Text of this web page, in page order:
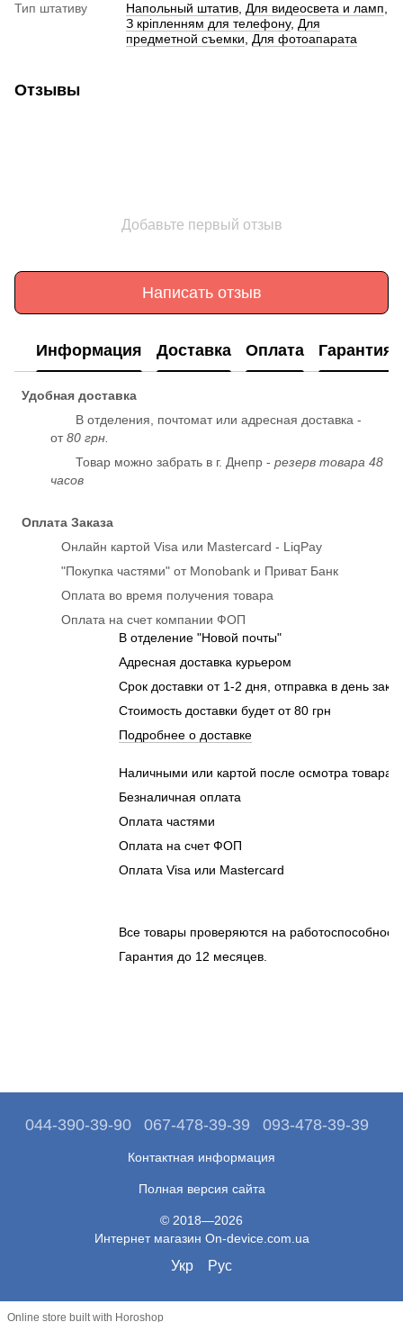
Тип штативу
Напольный штатив, Для видеосвета и ламп,
З кріпленням для телефону, Для
предметной съемки, Для фотоапарата
Отзывы
Добавьте первый отзыв
Написать отзыв
Информация Доставка Оплата Гарантия
Удобная доставка
В отделения, почтомат или адресная доставка -
от80 грн.
Товар можно забрать в г. Днепр - резерв товара 48
часов
Оплата Заказа
Онлайн картой Visa или Mastercard - LiqPay
"Покупка частями" от Monobank и Приват Банк
Оплата во время получения товара
Оплата на счет компании ФОП
В отделение "Новой почты"
Адресная доставка курьером
Срок доставки от 1-2 дня, отправка в день
Стоимость доставки будет от 80 грн
Подробнее о доставке
Наличными или картой после осмотра товара
Безналичная оплата
Оплата частями
Оплата на счет ФОП
Оплата Visa или Mastercard
Все товары проверяются на
Гарантия до 12 месяцев.
044-390-39-90 067-478-39-39 093-478-39-39
Контактная информация
Полная версия сайта
© 2018—2026
Интернет магазин On-device.com.ua
Укр Рус
Online store built with Horoshop